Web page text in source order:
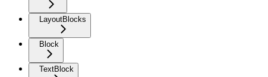
LayoutBlocks
Block
TextBlock